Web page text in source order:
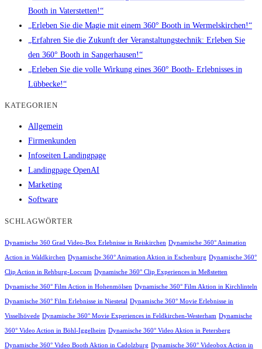
Booth in Vaterstetten!“
„Erleben Sie die Magie mit einem 360° Booth in Wermelskirchen!“
„Erfahren Sie die Zukunft der Veranstaltungstechnik: Erleben Sie
den 360° Booth in Sangerhausen!“
„Erleben Sie die volle Wirkung eines 360° Booth- Erlebnisses in
Lübbecke!“
KATEGORIEN
Allgemein
Firmenkunden
Infoseiten Landingpage
Landingpage OpenAI
Marketing
Software
SCHLAGWÖRTER
Dynamische 360 Grad Video-Box Erlebnisse in Reiskirchen Dynamische 360° Animation
Action in Waldkirchen Dynamische 360° Animation Aktion in Eschenburg Dynamische 360°
Clip Action in Rehburg-Loccum Dynamische 360° Clip Experiences in Meßstetten
Dynamische 360° Film Action in Hohenmölsen Dynamische 360° Film Aktion in Kirchlinteln
Dynamische 360° Film Erlebnisse in Niestetal Dynamische 360° Movie Erlebnisse in
Visselhövede Dynamische 360° Movie Experiences in Feldkirchen-Westerham Dynamische
360° Video Action in Böhl-Iggelheim Dynamische 360° Video Aktion in Petersberg
Dynamische 360° Video Booth Aktion in Cadolzburg Dynamische 360° Videobox Action in